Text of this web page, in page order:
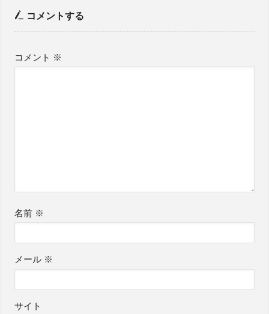
コメントする
コメント ※
名前 ※
メール ※
サイト